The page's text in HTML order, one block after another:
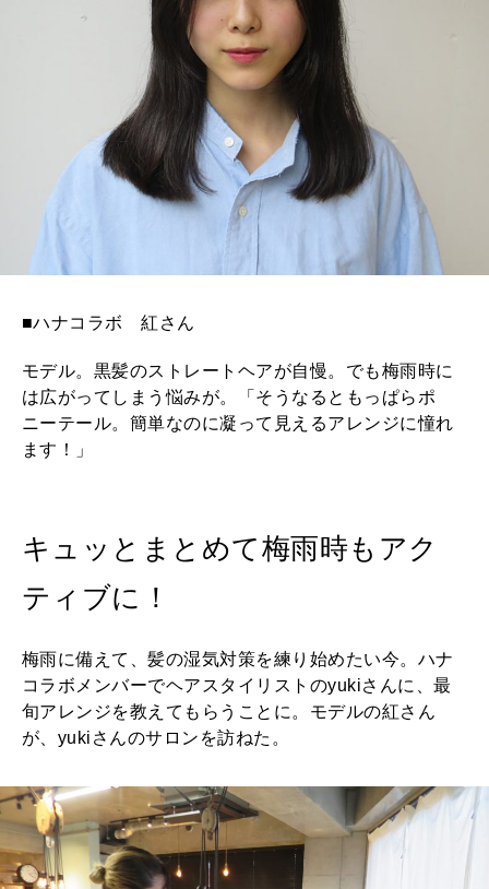
■ハナコラボ 紅さん
モデル。黒髪のストレートヘアが自慢。でも梅雨時に
は広がってしまう悩みが。「そうなるともっぱらポ
ニーテール。簡単なのに凝って見えるアレンジに憧れ
ます！」
キュッとまとめて梅雨時もアク
ティブに！
梅雨に備えて、髪の湿気対策を練り始めたい今。ハナ
コラボメンバーでヘアスタイリストのyukiさんに、最
旬アレンジを教えてもらうことに。モデルの紅さん
が、yukiさんのサロンを訪ねた。